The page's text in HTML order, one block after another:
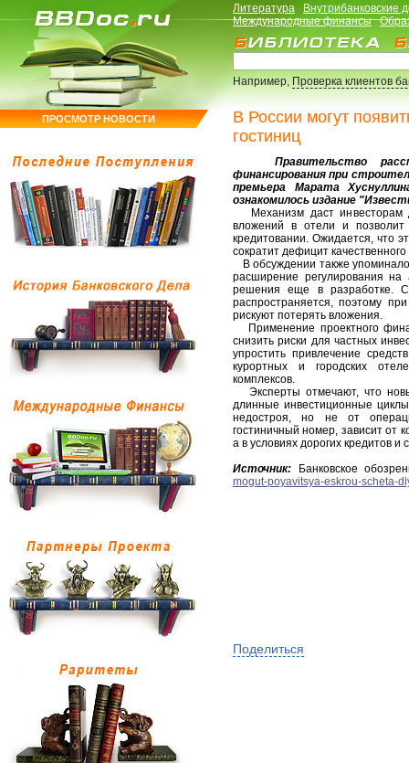
ПРОСМОТР НОВОСТИ
Литература
Внутрибанковские
Международные финансы
Например,Проверка клиентов
В России могут
гостиниц
Правительство
финансирования при
премьера Марата
ознакомилось издание
Механизм даст инвесторам
вложений в отели и позволит
кредитовании. Ожидается, что
сократит дефицит
В обсуждении также
расширение регулирования
решения еще в разработке.
распространяется, поэтому
рискуют потерять вложения.
Применение проектного
снизить риски для частных
упростить привлечение
курортных и городских
комплексов.
Эксперты отмечают, что
длинные инвестиционные
недостроя, но не от
гостиничный номер, зависит от
а в условиях дорогих кредитов
Источник: Банковское
mogut-poyavitsya-eskrou-scheta-
Поделиться